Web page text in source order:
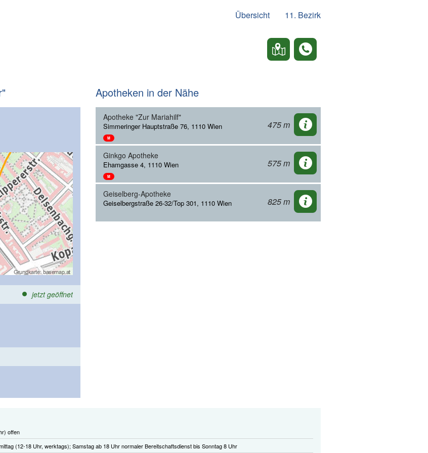
Übersicht 11. Bezirk
jetzt geöffnet
Apotheken in der Nähe
Apotheke "Zur Mariahilf"
Simmeringer Hauptstraße 76, 1110 Wien
M
475 m
Ginkgo Apotheke
Ehamgasse 4, 1110 Wien
M
575 m
Geiselberg-Apotheke
Geiselbergstraße 26-32/Top 301, 1110 Wien 825 m
offen
(12-18 Uhr, werktags); Samstag ab 18 Uhr normaler Bereitschaftsdienst bis Sonntag 8 Uhr